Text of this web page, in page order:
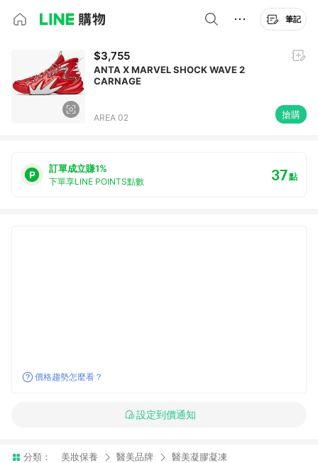
筆記
$3,755
ANTA X MARVEL SHOCK WAVE 2
CARNAGE
AREA 02 搶購
訂單成立賺1%
下單享LINE POINTS點數 37點
價格趨勢怎麼看？
設定到價通知
分類： 美妝保養 醫美品牌 醫美凝膠凝凍